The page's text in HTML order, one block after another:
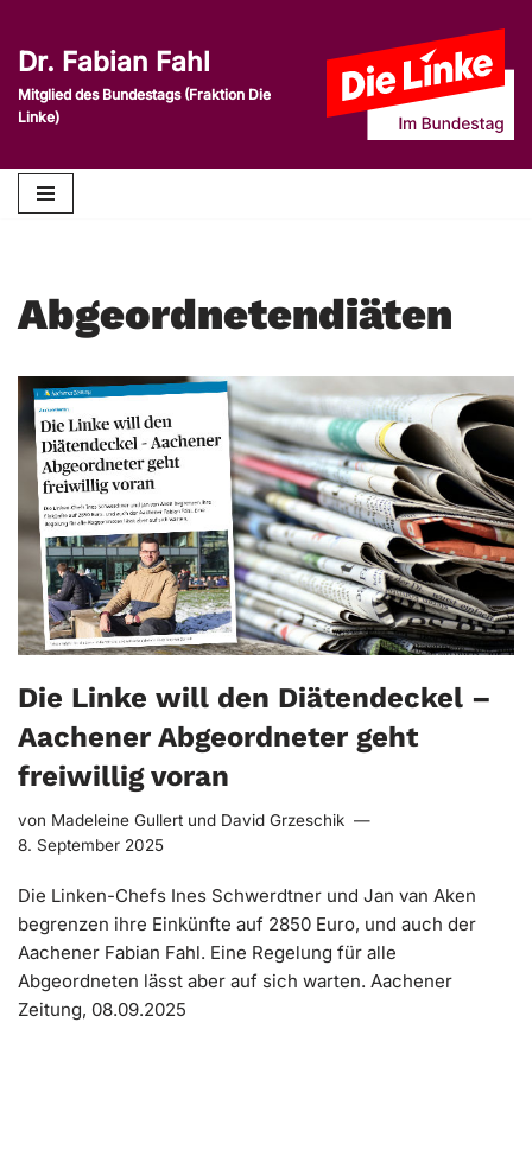
Zum
Inhalt
springen
Dr. Fabian Fahl
Mitglied des Bundestags (Fraktion Die
Linke)
Abgeordnetendiäten
Die Linke will den Diätendeckel –
Aachener Abgeordneter geht
freiwillig voran
von Madeleine Gullert und David Grzeschik
8. September 2025
Die Linken-Chefs Ines Schwerdtner und Jan van Aken
begrenzen ihre Einkünfte auf 2850 Euro, und auch der
Aachener Fabian Fahl. Eine Regelung für alle
Abgeordneten lässt aber auf sich warten. Aachener
Zeitung, 08.09.2025